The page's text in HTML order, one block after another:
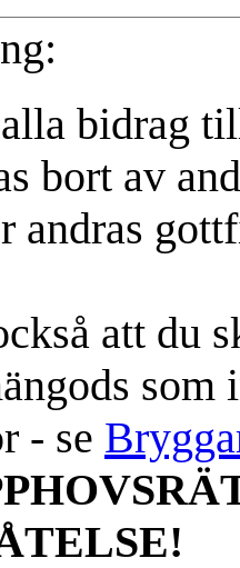
bidrag
bort av
andras
att du
som
- se